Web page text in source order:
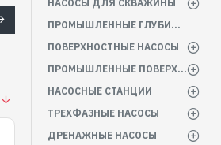
НАСОСЫ ДЛЯ СКВАЖИНЫ
ПРОМЫШЛЕННЫЕ ГЛУБИННЫЕ НАСОСЫ
ПОВЕРХНОСТНЫЕ НАСОСЫ
ПРОМЫШЛЕННЫЕ ПОВЕРХНОСТНЫЕ НАСОСЫ
НАСОСНЫЕ СТАНЦИИ
ТРЕХФАЗНЫЕ НАСОСЫ
ДРЕНАЖНЫЕ НАСОСЫ